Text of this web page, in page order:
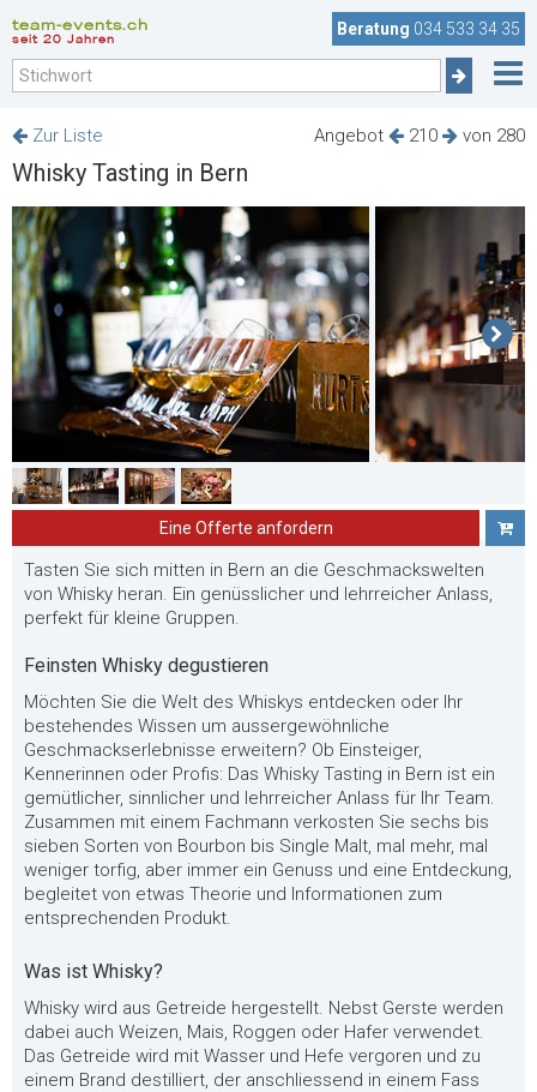
team-events.ch
seit 20 Jahren
Beratung 034 533 34 35
Angebot 210 von 280
Zur Liste
Whisky Tasting in Bern
Eine Offerte anfordern
Tasten Sie sich mitten in Bern an die Geschmackswelten
von Whisky heran. Ein genüsslicher und lehrreicher Anlass,
perfekt für kleine Gruppen.
Feinsten Whisky degustieren
Möchten Sie die Welt des Whiskys entdecken oder Ihr
bestehendes Wissen um aussergewöhnliche
Geschmackserlebnisse erweitern? Ob Einsteiger,
Kennerinnen oder Profis: Das Whisky Tasting in Bern ist ein
gemütlicher, sinnlicher und lehrreicher Anlass für Ihr Team.
Zusammen mit einem Fachmann verkosten Sie sechs bis
sieben Sorten von Bourbon bis Single Malt, mal mehr, mal
weniger torfig, aber immer ein Genuss und eine Entdeckung,
begleitet von etwas Theorie und Informationen zum
entsprechenden Produkt.
Was ist Whisky?
Whisky wird aus Getreide hergestellt. Nebst Gerste werden
dabei auch Weizen, Mais, Roggen oder Hafer verwendet.
Das Getreide wird mit Wasser und Hefe vergoren und zu
einem Brand destilliert, der anschliessend in einem Fass